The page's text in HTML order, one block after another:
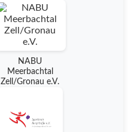
NABU
Meerbachtal
Zell/Gronau e.V.